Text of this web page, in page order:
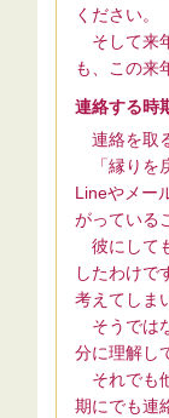
ください。
そして来
も、この来
連絡する時
連絡を取
「縁りを
Lineやメー
がっている
彼にして
したわけで
考えてしま
そうでは
分に理解し
それでも
期にでも連